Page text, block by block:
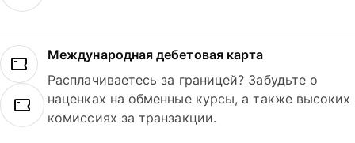
Международная дебетовая карта
Расплачиваетесь за границей? Забудьте о
наценках на обменные курсы, а также высоких
комиссиях за транзакции.